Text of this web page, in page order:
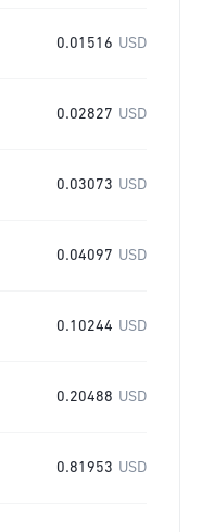
0.01516 USD
0.02827 USD
0.03073 USD
0.04097 USD
0.10244 USD
0.20488 USD
0.81953 USD